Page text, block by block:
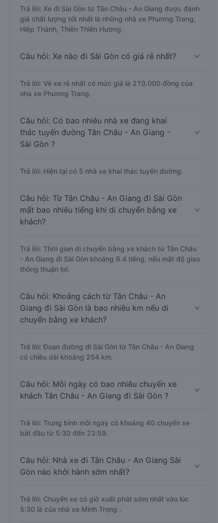
Trả lời: Xe đi Sài Gòn từ Tân Châu - An Giang được đánh
giá chất lượng tốt nhất là những nhà xe Phương Trang,
Hiệp Thành, Thiên Thiên Hương.
Câu hỏi: Xe nào đi Sài Gòn có giá rẻ nhất?
Trả lời: Vé xe rẻ nhất có mức giá là 210.000 đồng của
nhà xe Phương Trang.
Câu hỏi: Có bao nhiêu nhà xe đang khai
thác tuyến đường Tân Châu - An Giang -
Sài Gòn ?
Trả lời: Hiện tại có 5 nhà xe khai thác tuyến đường.
Câu hỏi: Từ Tân Châu - An Giang đi Sài Gòn
mất bao nhiêu tiếng khi di chuyển bằng xe
khách?
Trả lời: Thời gian di chuyển bằng xe khách từ Tân Châu
- An Giang đi Sài Gòn khoảng 6.4 tiếng, nếu mật độ giao
thông thuận lợi.
Câu hỏi: Khoảng cách từ Tân Châu - An
Giang đi Sài Gòn là bao nhiêu km nếu di
chuyển bằng xe khách?
Trả lời: Đoạn đường đi Sài Gòn từ Tân Châu - An Giang
có chiều dài khoảng 254 km.
Câu hỏi: Mỗi ngày có bao nhiêu chuyến xe
khách Tân Châu - An Giang đi Sài Gòn ?
Trả lời: Trung bình mỗi ngày có khoảng 40 chuyến xe
bắt đầu từ 5:30 đến 23:59.
Câu hỏi: Nhà xe đi Tân Châu - An Giang Sài
Gòn nào khởi hành sớm nhất?
Trả lời: Chuyến xe có giờ xuất phát sớm nhất vào lúc
5:30 là của nhà xe Minh Trọng .